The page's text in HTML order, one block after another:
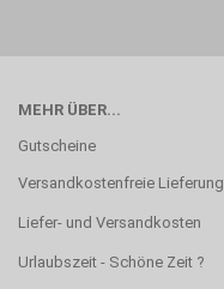
MEHR ÜBER...
Gutscheine
Versandkostenfreie Lieferung
Liefer- und Versandkosten
Urlaubszeit - Schöne Zeit ?